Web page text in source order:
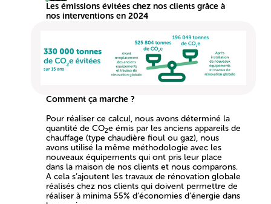
Les émissions évitées chez nos clients grâce à
nos interventions en 2024
Comment ça marche ?
Pour réaliser ce calcul, nous avons déterminé la
quantité de CO2e émis par les anciens appareils de
chauffage (type chaudière fioul ou gaz), nous
avons utilisé la même méthodologie avec les
nouveaux équipements qui ont pris leur place
dans la maison de nos clients et nous comparons.
A cela s’ajoutent les travaux de rénovation globale
réalisés chez nos clients qui doivent permettre de
réaliser à minima 55% d’économies d’énergie dans